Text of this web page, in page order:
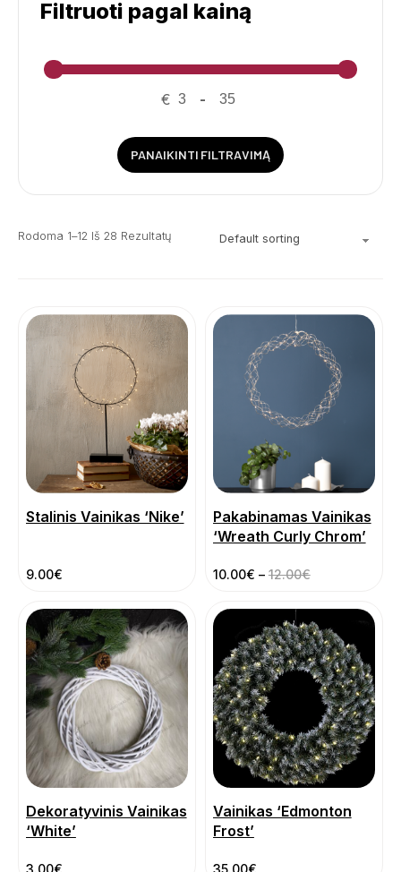
Filtruoti pagal kainą
€ -
PANAIKINTI FILTRAVIMĄ
Rodoma 1–12 Iš 28 Rezultatų
Stalinis Vainikas ‘Nike’
9.00€
Pakabinamas Vainikas
‘Wreath Curly Chrom’
10.00€ – 12.00€
Dekoratyvinis Vainikas
‘White’
Vainikas ‘Edmonton
Frost’